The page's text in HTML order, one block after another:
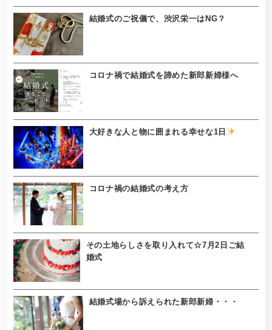
結婚式のご祝儀で、渋沢栄一はNG？
コロナ禍で結婚式を諦めた新郎新婦様へ
大好きな人と物に囲まれる幸せな1日
コロナ禍の結婚式の考え方
その土地らしさを取り入れて☆7月2日ご結
婚式
結婚式場から訴えられた新郎新婦・・・